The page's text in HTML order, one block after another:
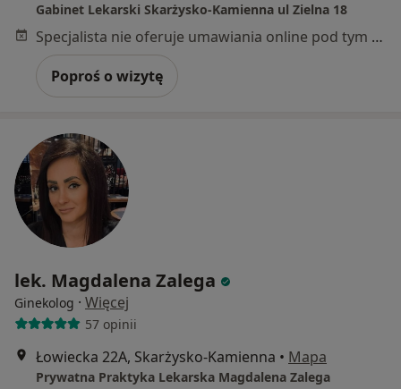
Gabinet Lekarski Skarżysko-Kamienna ul Zielna 18
Specjalista nie oferuje umawiania online pod tym adresem.
Poproś o wizytę
lek. Magdalena Zalega
Ginekolog · Więcej
57 opinii
Łowiecka 22A, Skarżysko-Kamienna • Mapa
Prywatna Praktyka Lekarska Magdalena Zalega